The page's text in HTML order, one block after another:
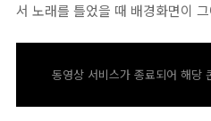
서 노래를 틀었을 때 배경화면이
동영상 서비스가 종료되어 해당